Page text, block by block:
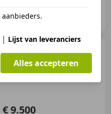
automaat
€ 9.500
| Lijst van leveranciers
Alles accepteren